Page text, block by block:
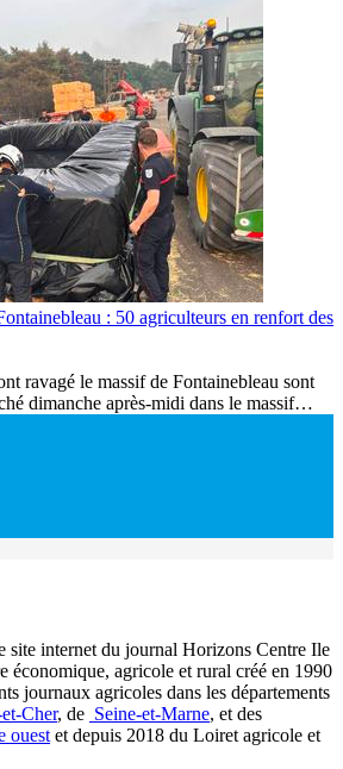
: 50 agriculteurs en renfort des
ravagé le massif de Fontainebleau sont
dimanche après-midi dans le massif…
site internet du journal Horizons Centre Ile
économique, agricole et rural créé en 1990
journaux agricoles dans les départements
Cher, de Seine-et-Marne, et des
ouest et depuis 2018 du Loiret agricole et